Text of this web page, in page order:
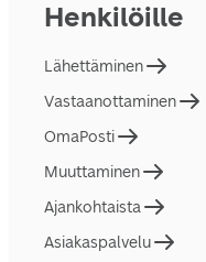
Henkilöille
Lähettäminen
Vastaanottaminen
OmaPosti
Muuttaminen
Ajankohtaista
Asiakaspalvelu